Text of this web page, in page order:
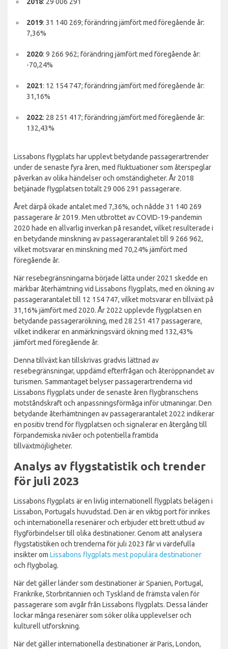
2018: 29 006 291
2019: 31 140 269; förändring jämfört med föregående år:
7,36%
2020: 9 266 962; förändring jämfört med föregående år:
-70,24%
2021: 12 154 747; förändring jämfört med föregående år:
31,16%
2022: 28 251 417; förändring jämfört med föregående år:
132,43%
Lissabons flygplats har upplevt betydande passagerartrender
under de senaste fyra åren, med fluktuationer som återspeglar
påverkan av olika händelser och omständigheter. År 2018
betjänade flygplatsen totalt 29 006 291 passagerare.
Året därpå ökade antalet med 7,36%, och nådde 31 140 269
passagerare år 2019. Men utbrottet av COVID-19-pandemin
2020 hade en allvarlig inverkan på resandet, vilket resulterade i
en betydande minskning av passagerarantalet till 9 266 962,
vilket motsvarar en minskning med 70,24% jämfört med
föregående år.
När resebegränsningarna började lätta under 2021 skedde en
märkbar återhämtning vid Lissabons flygplats, med en ökning av
passagerarantalet till 12 154 747, vilket motsvarar en tillväxt på
31,16% jämfört med 2020. År 2022 upplevde flygplatsen en
betydande passagerarökning, med 28 251 417 passagerare,
vilket indikerar en anmärkningsvärd ökning med 132,43%
jämfört med föregående år.
Denna tillväxt kan tillskrivas gradvis lättnad av
resebegränsningar, uppdämd efterfrågan och återöppnandet av
turismen. Sammantaget belyser passagerartrenderna vid
Lissabons flygplats under de senaste åren flygbranschens
motståndskraft och anpassningsförmåga inför utmaningar. Den
betydande återhämtningen av passagerarantalet 2022 indikerar
en positiv trend för flygplatsen och signalerar en återgång till
förpandemiska nivåer och potentiella framtida
tillväxtmöjligheter.
Analys av flygstatistik och trender
för juli 2023
Lissabons flygplats är en livlig internationell flygplats belägen i
Lissabon, Portugals huvudstad. Den är en viktig port för inrikes
och internationella resenärer och erbjuder ett brett utbud av
flygförbindelser till olika destinationer. Genom att analysera
flygstatistiken och trenderna för juli 2023 får vi värdefulla
insikter om Lissabons flygplats mest populära destinationer
och flygbolag.
När det gäller länder som destinationer är Spanien, Portugal,
Frankrike, Storbritannien och Tyskland de främsta valen för
passagerare som avgår från Lissabons flygplats. Dessa länder
lockar många resenärer som söker olika upplevelser och
kulturell utforskning.
När det gäller internationella destinationer är Paris, London,